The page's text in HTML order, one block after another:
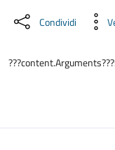
Condividi
???content.Arguments???: